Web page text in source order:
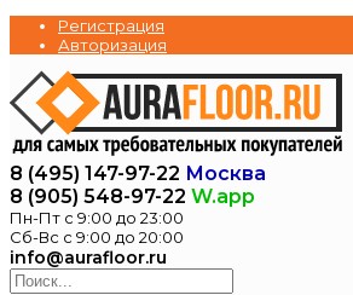
Регистрация
Авторизация
8 (495) 147-97-22 Москва
8 (905) 548-97-22 W.app
Пн-Пт с 9:00 до 23:00
Сб-Вс с 9:00 до 20:00
info@aurafloor.ru